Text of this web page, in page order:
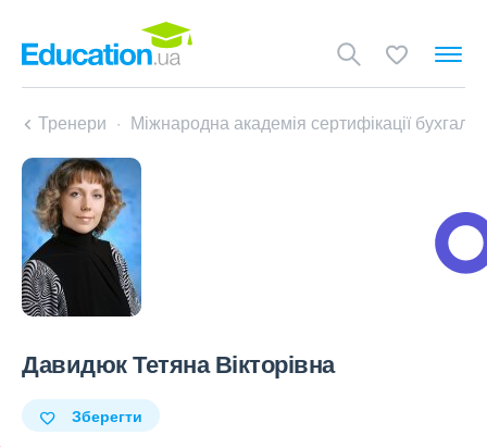
Тренери Міжнародна академія сертифікації
Давидюк Тетяна Вікторівна
Зберегти